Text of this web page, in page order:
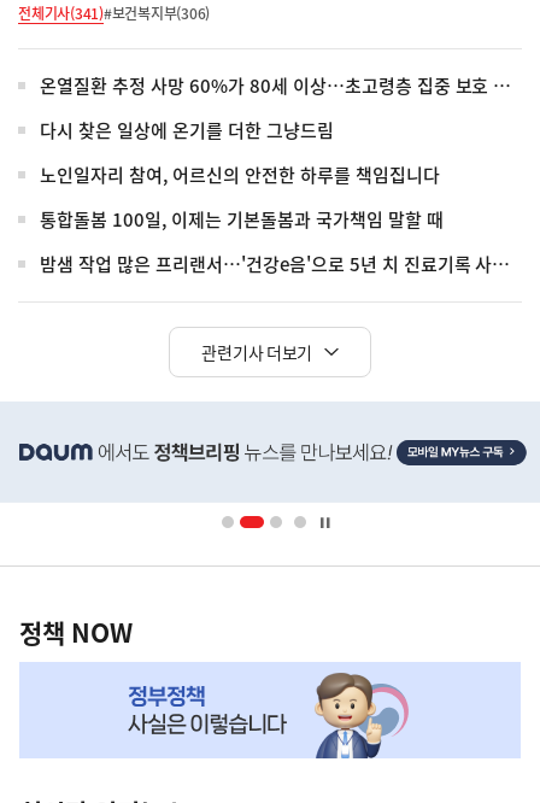
전체기사(341)#보건복지부(306)
온열질환 추정 사망 60%가 80세 이상…초고령층 집중 보호 강화
다시 찾은 일상에 온기를 더한 그냥드림
노인일자리 참여, 어르신의 안전한 하루를 책임집니다
통합돌봄 100일, 이제는 기본돌봄과 국가책임 말할 때
밤샘 작업 많은 프리랜서…'건강e음'으로 5년 치 진료기록 사실 확인
관련기사 더보기
단
영
책
NOW,
정책 NOW